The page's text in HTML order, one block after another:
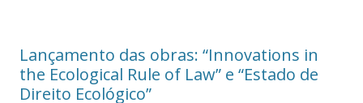
Lançamento das obras: “Innovations in
the Ecological Rule of Law” e “Estado de
Direito Ecológico”